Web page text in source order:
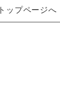
トップページへ